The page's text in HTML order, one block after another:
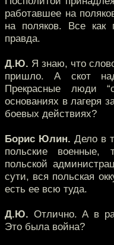
работавшее на
на поляков. Все как
правда.
Д.Ю. Я знаю, что
пришло. А скот
Прекрасные люди
основаниях в лагеря
боевых действиях?
Борис Юлин. Дело в
польские военные,
польской
сути, вся польская
есть ее всю туда.
Д.Ю. Отлично. А в
Это была война?